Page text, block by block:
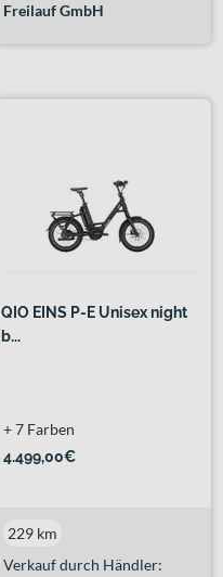
Freilauf GmbH
QIO EINS P-E Unisex night
b...
4.499,00€
+ 7 Farben
Verkauf durch Händler:
229 km